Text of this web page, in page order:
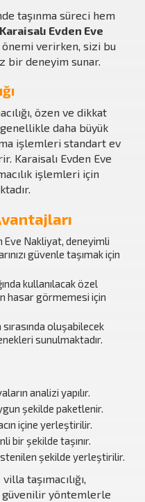
taşınma süreci hem
Karaisalı Evden Eve
önemi verirken, sizi bu
bir deneyim sunar.
özen ve dikkat
daha büyük
işlemleri standart ev
Karaisalı Evden Eve
işlemleri için
Eve Nakliyat, deneyimli
güvenle taşımak için
kullanılacak özel
hasar görmemesi için
sırasında oluşabilecek
sunulmaktadır.
analizi yapılır.
şekilde paketlenir.
içine yerleştirilir.
bir şekilde taşınır.
şekilde yerleştirilir.
taşımacılığı,
güvenilir yöntemlerle